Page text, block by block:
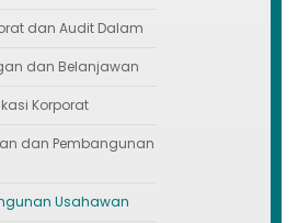
dan Audit Dalam
dan Belanjawan
Korporat
dan Pembangunan
Usahawan